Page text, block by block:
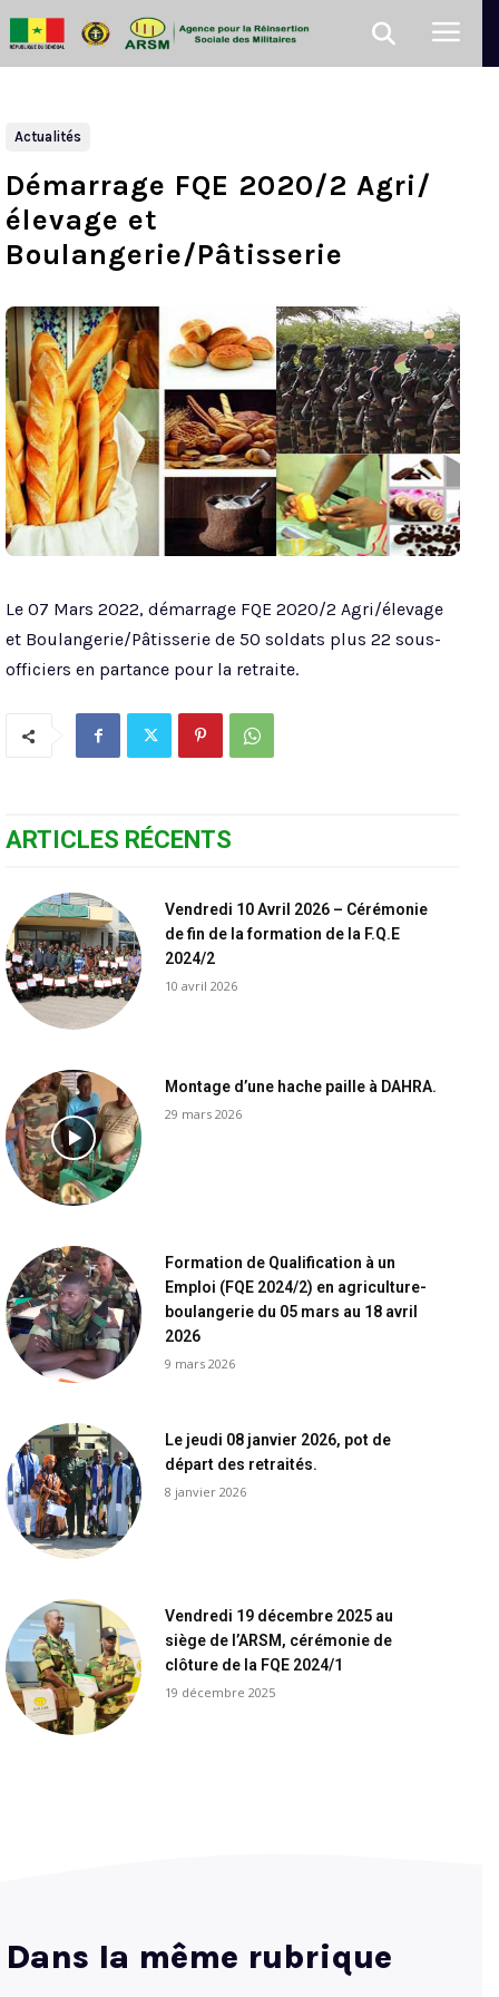
Actualités
Démarrage FQE 2020/2 Agri/
élevage et
Boulangerie/Pâtisserie
Le 07 Mars 2022, démarrage FQE 2020/2 Agri/élevage
et Boulangerie/Pâtisserie de 50 soldats plus 22 sous-
officiers en partance pour la retraite.
ARTICLES RÉCENTS
Vendredi 10 Avril 2026 – Cérémonie
de fin de la formation de la F.Q.E
2024/2
10 avril 2026
Montage d’une hache paille à DAHRA.
29 mars 2026
Formation de Qualification à un
Emploi (FQE 2024/2) en agriculture-
boulangerie du 05 mars au 18 avril
2026
9 mars 2026
Le jeudi 08 janvier 2026, pot de
départ des retraités.
8 janvier 2026
Vendredi 19 décembre 2025 au
siège de l’ARSM, cérémonie de
clôture de la FQE 2024/1
19 décembre 2025
Dans la même rubrique